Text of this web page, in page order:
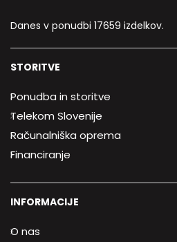
Danes v ponudbi 17659 izdelkov.
STORITVE
Ponudba in storitve
Telekom Slovenije
Računalniška oprema
Financiranje
INFORMACIJE
O nas